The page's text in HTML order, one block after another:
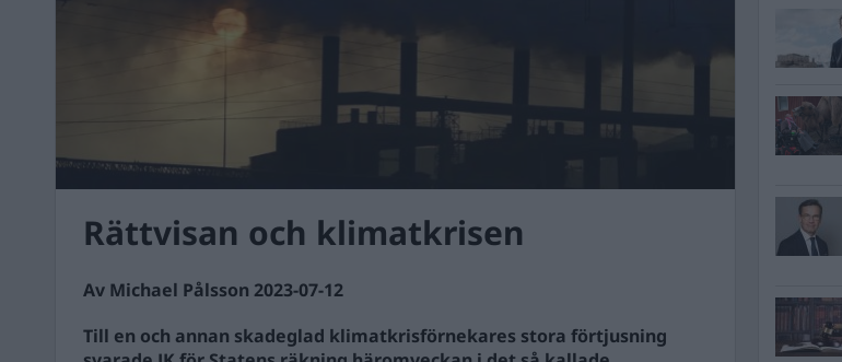
Rättvisan och klimatkrisen
Av Michael Pålsson 2023-07-12
Till en och annan skadeglad klimatkrisförnekares stora förtjusning